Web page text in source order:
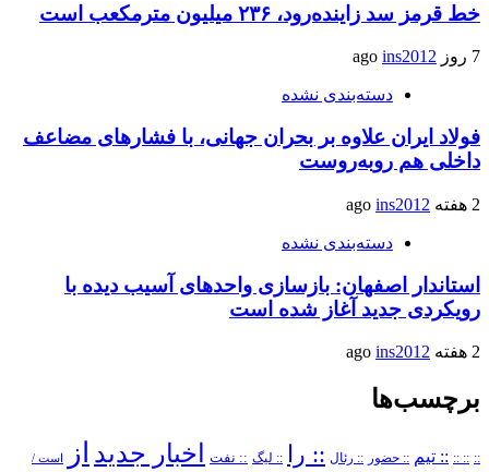
خط قرمز سد زاینده‌رود، ۲۳۶ میلیون مترمکعب است
7 روز ago ins2012
دسته‌بندی نشده
فولاد ایران علاوه بر بحران جهانی، با فشارهای مضاعف
داخلی هم روبه‌روست
2 هفته ago ins2012
دسته‌بندی نشده
استاندار اصفهان: بازسازی واحدهای آسیب دیده با
رویکردی جدید آغاز شده است
2 هفته ago ins2012
برچسب‌ها
::
:: :: :: تیم :: حضور :: رئال :: را :: لیگ :: نفت اخبار جدید از است /